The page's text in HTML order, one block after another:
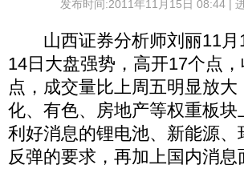
发布时间:2011年11月15日 08:44 |
山西证券分析师刘丽11月
14日大盘强势，高开17个点
点，成交量比上周五明显放
化、有色、房地产等权重板
利好消息的锂电池、新能源
反弹的要求，再加上国内消